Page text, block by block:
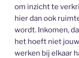
om inzicht te
hier dan ook
wordt. Inkomen,
het hoeft niet
werken bij elkaar